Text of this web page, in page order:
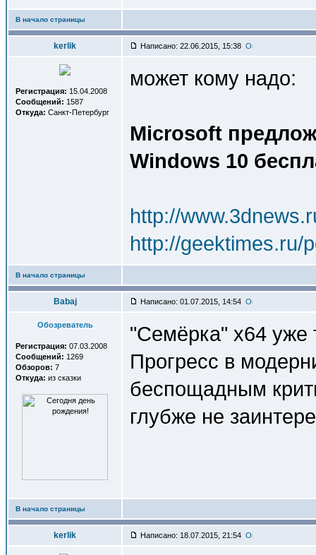
В начало страницы
kerlik Написано: 22.06.2015, 15:38
Регистрация: 15.04.2008
Сообщений: 1587
Откуда: Санкт-Петербург
может кому надо:
Microsoft
Windows 10
http://
http://geektimes.ru/
В начало страницы
Babaj Написано: 01.07.2015, 14:54
Обозреватель
Регистрация: 07.03.2008
Сообщений: 1269
Обзоров: 7
Откуда: из сказки
"Семёрка" x64 уже
Прогресс в
беспощадным
глубже не
В начало страницы
kerlik Написано: 18.07.2015, 21:54